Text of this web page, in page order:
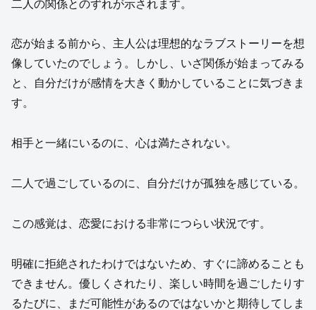
二人の関係とのずれが示されます。
恋が始まる前から、主人公は理想的なラブストーリーを想
像していたのでしょう。しかし、いざ関係が始まってみる
と、自分だけが感情を大きく動かしていることに気づきま
す。
相手と一緒にいるのに、心は満たされない。
二人で過ごしているのに、自分だけが孤独を感じている。
この感覚は、恋愛における非常につらい状況です。
明確に拒絶されたわけではないため、すぐに諦めることも
できません。優しくされたり、楽しい時間を過ごしたりす
るたびに、まだ可能性があるのではないかと期待してしま